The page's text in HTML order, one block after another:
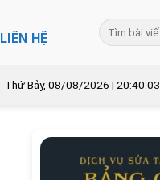
LIÊN HỆ
Thứ Bảy, 08/08/2026 | 20:40:05